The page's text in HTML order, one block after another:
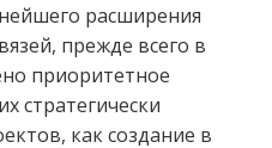
расширения
прежде всего в
приоритетное
стратегически
как создание в